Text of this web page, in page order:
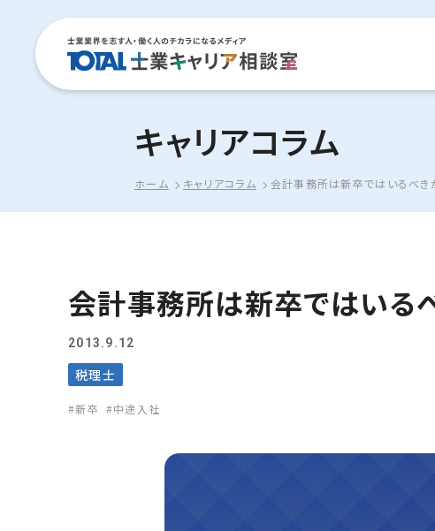
キャリアコラム
ホーム キャリアコラム 会計事務所は新卒ではいるべき
会計事務所は新卒ではいる
2013.9.12
税理士
新卒 中途入社